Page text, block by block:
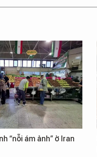
“nỗi ám ảnh” ở Iran